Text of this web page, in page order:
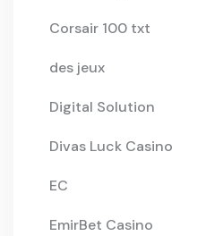
Corsair 100 txt
des jeux
Digital Solution
Divas Luck Casino
EC
EmirBet Casino